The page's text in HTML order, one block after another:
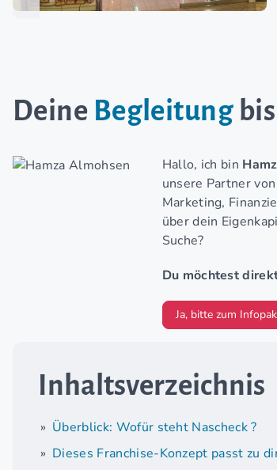
Deine Begleitung
Hallo, ich bin
unsere Partner
Marketing,
über dein
Suche?
Du möchtest
Ja, bitte zum
Inhaltsverzeichnis
Überblick: Wofür steht Nascheck ?
Dieses Franchise-Konzept passt zu